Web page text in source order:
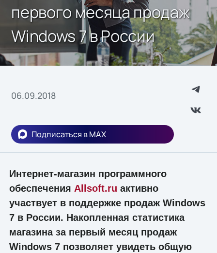
первого месяца продаж
Windows 7 в России
06.09.2018
Подписаться в MAX
Интернет-магазин программного
обеспечения Allsoft.ru активно
участвует в поддержке продаж Windows
7 в России. Накопленная статистика
магазина за первый месяц продаж
Windows 7 позволяет увидеть общую